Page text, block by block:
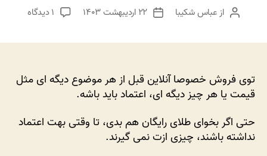
نویسنده
از عباس شکیبا
تاریخ۲۲ اردیبهشت ۱۴۰۳ ۱ دیدگاه
برای
نیاز
هست
توی فروش خصوصا آنلاین قبل از هر موضوع دیگه ای مثل
قیمت یا هر چیز دیگه ای، اعتماد باید باشه.
حتی اگر بخوای طلای رایگان هم بدی، تا وقتی بهت اعتماد
نداشته باشند، چیزی ازت نمی گیرند.